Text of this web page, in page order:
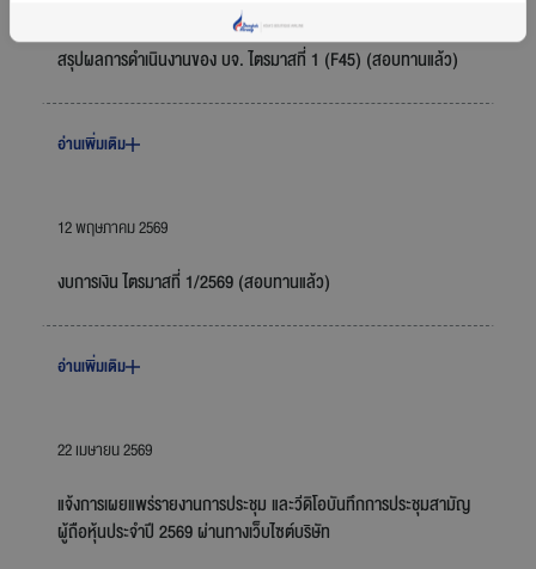
สรุปผลการดำเนินงานของ บจ. ไตรมาสที่ 1 (F45) (สอบทานแล้ว)
อ่านเพิ่มเติม
12 พฤษภาคม 2569
งบการเงิน ไตรมาสที่ 1/2569 (สอบทานแล้ว)
อ่านเพิ่มเติม
22 เมษายน 2569
แจ้งการเผยแพร่รายงานการประชุม และวีดิโอบันทึกการประชุมสามัญ
ผู้ถือหุ้นประจำปี 2569 ผ่านทางเว็บไซต์บริษัท